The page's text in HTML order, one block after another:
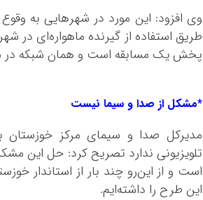
وی افزود: این مورد در شهرهایی به
طریق استفاده از گیرنده ماهواره‌ای
پخش یک مسابقه است و همان شبکه در
*مشکل از صدا و سیما نیست
مدیرکل صدا و سیمای مرکز خوزستان
تلویزیونی ندارد تصریح کرد: حل این
است و از این‌رو چند بار از استاندار
این طرح را داشته‌ایم.